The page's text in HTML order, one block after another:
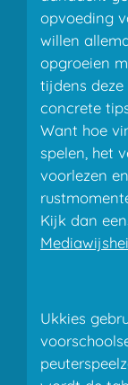
opvoeding
willen
opgroeien
tijdens
concrete
Want hoe
spelen, het
voorlezen
Kijk dan
Ukkies